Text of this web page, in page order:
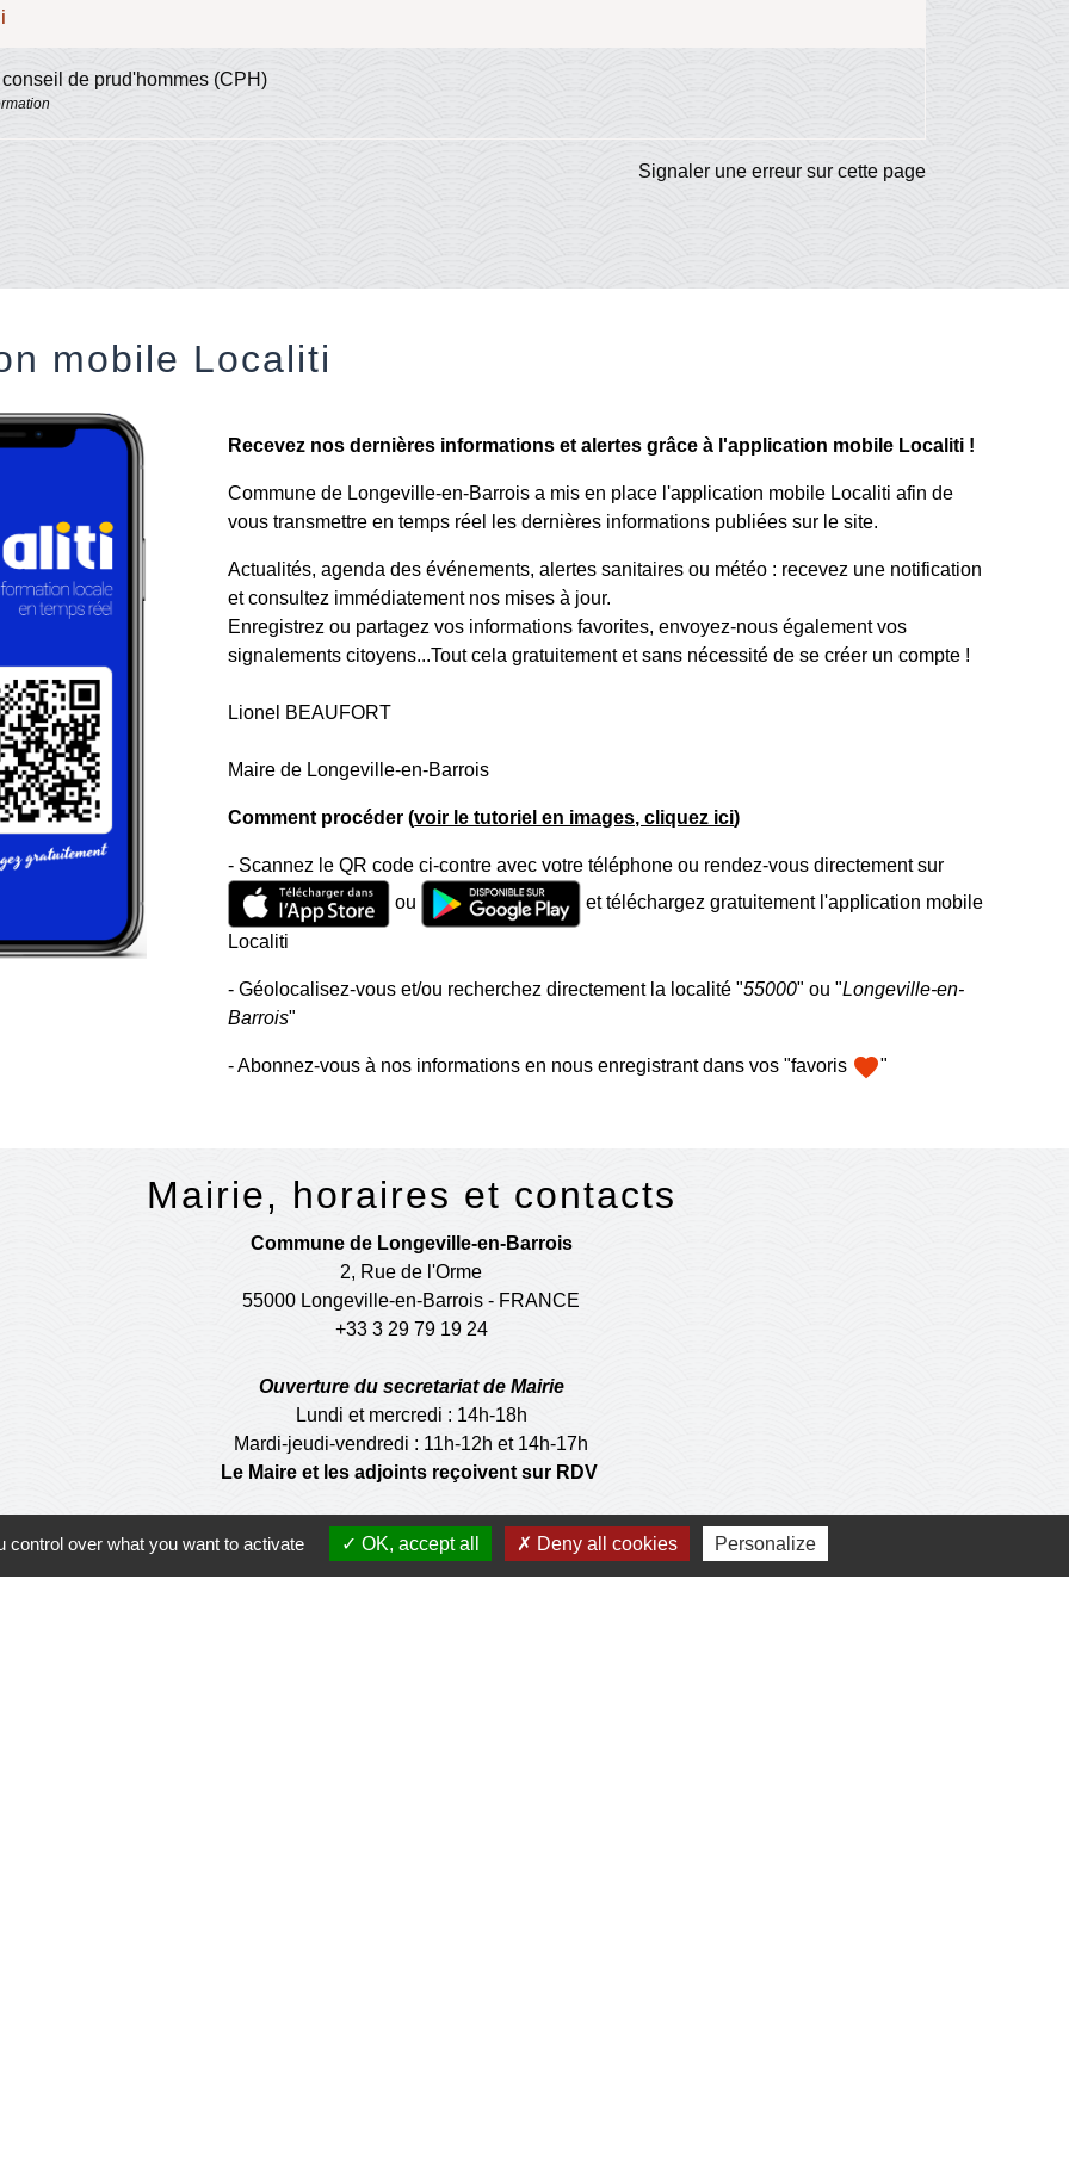
de prud'hommes (CPH)
Signaler une erreur sur cette page
mobile Localiti
Recevez nos dernières informations et alertes grâce à l'application mobile Localiti !
Commune de Longeville-en-Barrois a mis en place l'application mobile Localiti afin de
vous transmettre en temps réel les dernières informations publiées sur le site.
Actualités, agenda des événements, alertes sanitaires ou météo : recevez une notification
et consultez immédiatement nos mises à jour.
Enregistrez ou partagez vos informations favorites, envoyez-nous également vos
signalements citoyens...Tout cela gratuitement et sans nécessité de se créer un compte !
Lionel BEAUFORT
Maire de Longeville-en-Barrois
Comment procéder (voir le tutoriel en images, cliquez ici)
- Scannez le QR code ci-contre avec votre téléphone ou rendez-vous directement sur
ou
et téléchargez gratuitement l'application mobile
Localiti
- Géolocalisez-vous et/ou recherchez directement la localité "55000" ou "Longeville-en-
Barrois"
- Abonnez-vous à nos informations en nous enregistrant dans vos "favoris favorite"
Mairie, horaires et contacts
Commune de Longeville-en-Barrois
2, Rue de l'Orme
55000 Longeville-en-Barrois - FRANCE
+33 3 29 79 19 24
Ouverture du secretariat de Mairie
Lundi et mercredi : 14h-18h
Mardi-jeudi-vendredi : 11h-12h et 14h-17h
Le Maire et les adjoints reçoivent sur RDV
Ouverture de l'agence communale postale
Lundi et mardi: 14h-16h
over what you want to activate OK, accept all Deny all cookies Personalize